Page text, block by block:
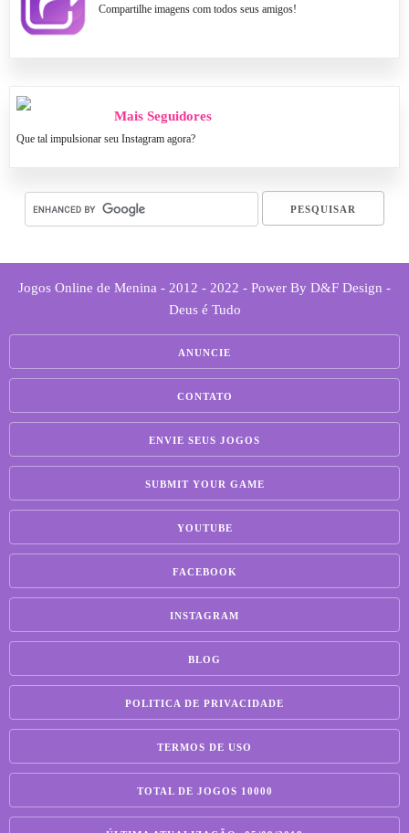
Compartilhe imagens com todos seus amigos!
Mais Seguidores
Que tal impulsionar seu Instagram agora?
Jogos Online de Menina - 2012 - 2022 - Power By D&F Design -
Deus é Tudo
ANUNCIE
CONTATO
ENVIE SEUS JOGOS
SUBMIT YOUR GAME
YOUTUBE
FACEBOOK
INSTAGRAM
BLOG
POLITICA DE PRIVACIDADE
TERMOS DE USO
TOTAL DE JOGOS 10000